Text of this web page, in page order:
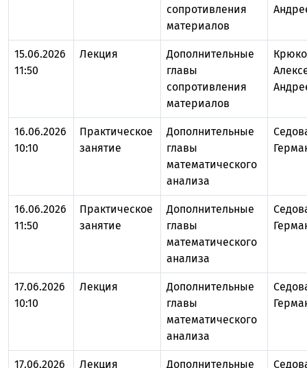
сопротивления
материалов
15.06.2026
11:50
Лекция
Дополнительные
главы
сопротивления
материалов
16.06.2026
10:10
Практическое
занятие
Дополнительные
главы
математического
анализа
16.06.2026
11:50
Практическое
занятие
Дополнительные
главы
математического
анализа
17.06.2026
10:10
Лекция
Дополнительные
главы
математического
анализа
17.06.2026
Лекция
Дополнительные